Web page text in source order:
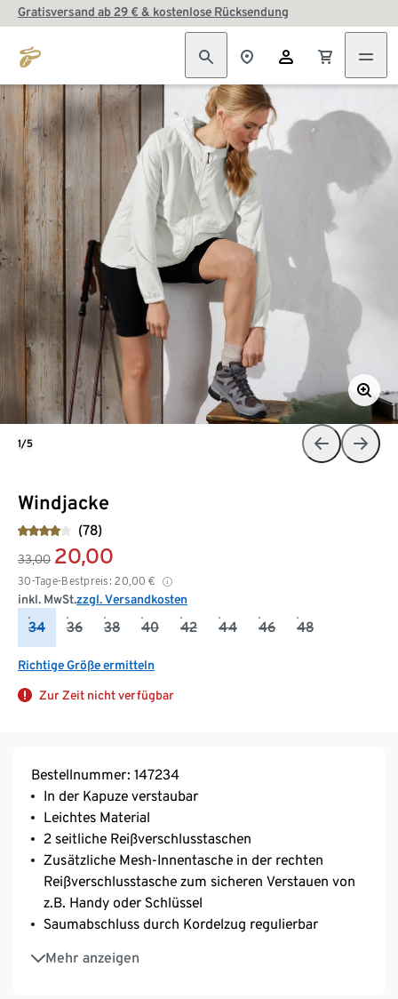
Gratisversand ab 29 € & kostenlose Rücksendung
Windjacke
(78)
33,00 20,00
30-Tage-Bestpreis: 20,00 €
inkl. MwSt.zzgl. Versandkosten
34 36 38 40 42 44 46 48
Richtige Größe ermitteln
Zur Zeit nicht verfügbar
1/5
Bestellnummer: 147234
In der Kapuze verstaubar
Leichtes Material
2 seitliche Reißverschlusstaschen
Zusätzliche Mesh-Innentasche in der rechten
Reißverschlusstasche zum sicheren Verstauen von
z.B. Handy oder Schlüssel
Saumabschluss durch Kordelzug regulierbar
Mehr anzeigen
Front-Reißverschluss mit Kinnschutz